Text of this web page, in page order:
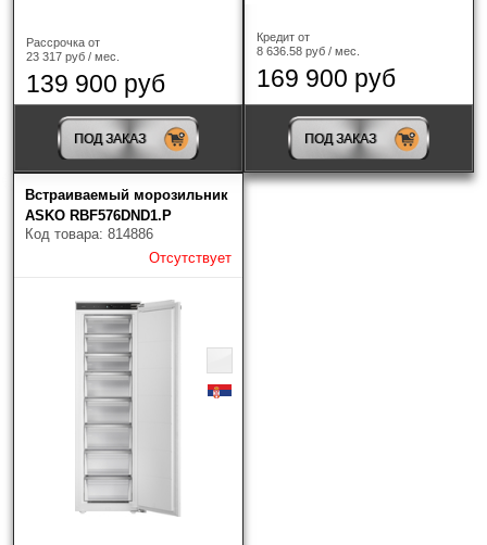
Изменяемая навеска двери
Цвет ?
No-Frost морозильной камеры
Страна-производитель
Найдено товаров: 11
Рассрочка от
23 317 руб / мес.
139 900 руб
ПОД ЗАКАЗ
Кредит от
8 636.58 руб / мес.
169 900 руб
ПОД ЗАКАЗ
Встраиваемый морозильник
ASKO RBF576DND1.P
Код товара: 814886
Отсутствует